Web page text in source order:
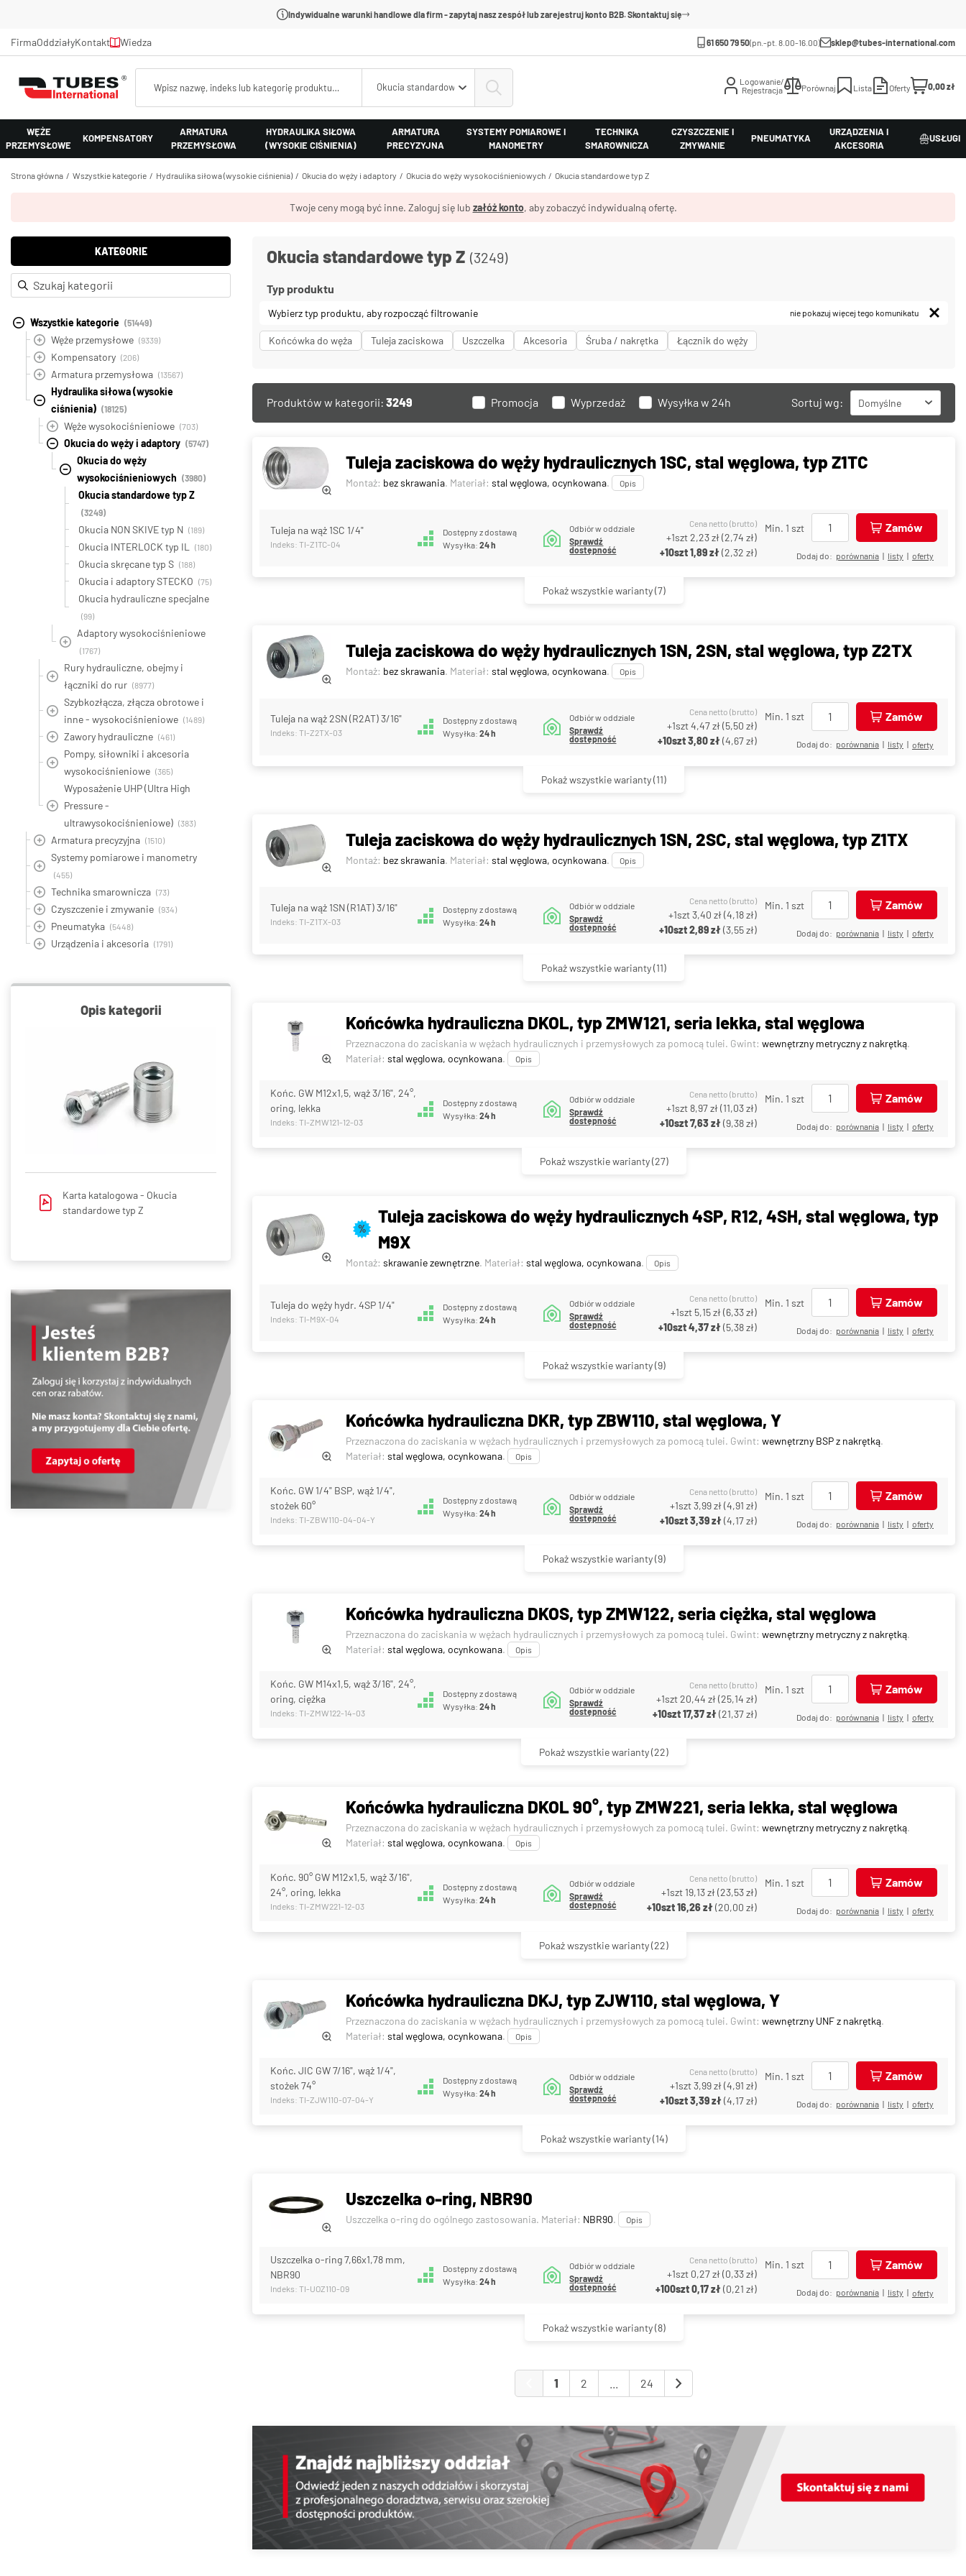
Indywidualne warunki handlowe dla firm - zapytaj nasz zespół lub zarejestruj konto B2B. Skontaktuj się
FirmaOddziałyKontakt Wiedza 61 650 79 50(pn.-pt. 8.00-16.00) sklep@tubes-international.com
Okucia standardowe typ Z
Logowanie/
Rejestracja
Porównaj Lista Oferty 0,00 zł
WĘŻE
PRZEMYSŁOWE
KOMPENSATORY
ARMATURA
PRZEMYSŁOWA
HYDRAULIKA SIŁOWA
(WYSOKIE CIŚNIENIA)
ARMATURA
PRECYZYJNA
SYSTEMY POMIAROWE I
MANOMETRY
TECHNIKA
SMAROWNICZA
CZYSZCZENIE I
ZMYWANIE
PNEUMATYKA
URZĄDZENIA I
AKCESORIA
USŁUGI
Strona główna Wszystkie kategorie Hydraulika siłowa (wysokie ciśnienia) Okucia do węży i adaptory Okucia do węży wysokociśnieniowych Okucia standardowe typ Z
Twoje ceny mogą być inne. Zaloguj się lub załóż konto, aby zobaczyć indywidualną ofertę.
KATEGORIE
Wszystkie kategorie (51449)
Węże przemysłowe (9339)
Kompensatory (206)
Armatura przemysłowa (13567)
Hydraulika siłowa (wysokie
ciśnienia) (18125)
Węże wysokociśnieniowe (703)
Okucia do węży i adaptory (5747)
Okucia do węży
wysokociśnieniowych (3980)
Okucia standardowe typ Z
(3249)
Okucia NON SKIVE typ N (189)
Okucia INTERLOCK typ IL (180)
Okucia skręcane typ S (188)
Okucia i adaptory STECKO (75)
Okucia hydrauliczne specjalne
(99)
Adaptory wysokociśnieniowe
(1767)
Rury hydrauliczne, obejmy i
łączniki do rur (8977)
Szybkozłącza, złącza obrotowe i
inne - wysokociśnieniowe (1489)
Zawory hydrauliczne (461)
Pompy, siłowniki i akcesoria
wysokociśnieniowe (365)
Wyposażenie UHP (Ultra High
Pressure -
ultrawysokociśnieniowe) (383)
Armatura precyzyjna (1510)
Systemy pomiarowe i manometry
(455)
Technika smarownicza (73)
Czyszczenie i zmywanie (934)
Pneumatyka (5448)
Urządzenia i akcesoria (1791)
Opis kategorii
Karta katalogowa - Okucia
standardowe typ Z
Okucia standardowe typ Z (3249)
Typ produktu
Wybierz typ produktu, aby rozpocząć filtrowanie nie pokazuj więcej tego komunikatu
Końcówka do węża Tuleja zaciskowa Uszczelka Akcesoria Śruba / nakrętka Łącznik do węży
Produktów w kategorii: 3249 Promocja Wyprzedaż Wysyłka w 24h Sortuj wg: Domyślne
Tuleja zaciskowa do węży hydraulicznych 1SC, stal węglowa, typ Z1TC
Montaż: bez skrawania. Materiał: stal węglowa, ocynkowana. Opis
Tuleja na wąż 1SC 1/4"
Indeks: TI-Z1TC-04
Dostępny z dostawą
Wysyłka:24 h
Odbiór w oddziale
Sprawdź
dostępność
Cena netto (brutto)
+1szt2,23 zł(2,74 zł)
+10szt1,89 zł(2,32 zł)
Min. 1 szt Zamów
Dodaj do: porównania | listy | oferty
Pokaż wszystkie warianty(7)
Tuleja zaciskowa do węży hydraulicznych 1SN, 2SN, stal węglowa, typ Z2TX
Montaż: bez skrawania. Materiał: stal węglowa, ocynkowana. Opis
Tuleja na wąż 2SN (R2AT) 3/16"
Indeks: TI-Z2TX-03
Dostępny z dostawą
Wysyłka:24 h
Odbiór w oddziale
Sprawdź
dostępność
Cena netto (brutto)
+1szt4,47 zł(5,50 zł)
+10szt3,80 zł(4,67 zł)
Min. 1 szt Zamów
Dodaj do: porównania | listy | oferty
Pokaż wszystkie warianty(11)
Tuleja zaciskowa do węży hydraulicznych 1SN, 2SC, stal węglowa, typ Z1TX
Montaż: bez skrawania. Materiał: stal węglowa, ocynkowana. Opis
Tuleja na wąż 1SN (R1AT) 3/16"
Indeks: TI-Z1TX-03
Dostępny z dostawą
Wysyłka:24 h
Odbiór w oddziale
Sprawdź
dostępność
Cena netto (brutto)
+1szt3,40 zł(4,18 zł)
+10szt2,89 zł(3,55 zł)
Min. 1 szt Zamów
Dodaj do: porównania | listy | oferty
Pokaż wszystkie warianty(11)
Końcówka hydrauliczna DKOL, typ ZMW121, seria lekka, stal węglowa
Przeznaczona do zaciskania w wężach hydraulicznych i przemysłowych za pomocą tulei. Gwint: wewnętrzny metryczny z nakrętką.
Materiał: stal węglowa, ocynkowana. Opis
Końc. GW M12x1,5, wąż 3/16", 24°,
oring, lekka
Indeks: TI-ZMW121-12-03
Dostępny z dostawą
Wysyłka:24 h
Odbiór w oddziale
Sprawdź
dostępność
Cena netto (brutto)
+1szt 8,97 zł(11,03 zł)
+10szt7,63 zł(9,38 zł)
Min. 1 szt Zamów
Dodaj do: porównania | listy | oferty
Pokaż wszystkie warianty(27)
%
Tuleja zaciskowa do węży hydraulicznych 4SP, R12, 4SH, stal węglowa, typ
M9X
Montaż: skrawanie zewnętrzne. Materiał: stal węglowa, ocynkowana. Opis
Tuleja do węży hydr. 4SP 1/4"
Indeks: TI-M9X-04
Dostępny z dostawą
Wysyłka:24 h
Odbiór w oddziale
Sprawdź
dostępność
Cena netto (brutto)
+1szt 5,15 zł(6,33 zł)
+10szt4,37 zł(5,38 zł)
Min. 1 szt Zamów
Dodaj do: porównania | listy | oferty
Pokaż wszystkie warianty(9)
Końcówka hydrauliczna DKR, typ ZBW110, stal węglowa, Y
Przeznaczona do zaciskania w wężach hydraulicznych i przemysłowych za pomocą tulei. Gwint: wewnętrzny BSP z nakrętką.
Materiał: stal węglowa, ocynkowana. Opis
Końc. GW 1/4" BSP, wąż 1/4",
stożek 60°
Indeks: TI-ZBW110-04-04-Y
Dostępny z dostawą
Wysyłka:24 h
Odbiór w oddziale
Sprawdź
dostępność
Cena netto (brutto)
+1szt3,99 zł(4,91 zł)
+10szt3,39 zł(4,17 zł)
Min. 1 szt Zamów
Dodaj do: porównania | listy | oferty
Pokaż wszystkie warianty(9)
Końcówka hydrauliczna DKOS, typ ZMW122, seria ciężka, stal węglowa
Przeznaczona do zaciskania w wężach hydraulicznych i przemysłowych za pomocą tulei. Gwint: wewnętrzny metryczny z nakrętką.
Materiał: stal węglowa, ocynkowana. Opis
Końc. GW M14x1,5, wąż 3/16", 24°,
oring, ciężka
Indeks: TI-ZMW122-14-03
Dostępny z dostawą
Wysyłka:24 h
Odbiór w oddziale
Sprawdź
dostępność
Cena netto (brutto)
+1szt20,44 zł(25,14 zł)
+10szt17,37 zł(21,37 zł)
Min. 1 szt Zamów
Dodaj do: porównania | listy | oferty
Pokaż wszystkie warianty(22)
Końcówka hydrauliczna DKOL 90°, typ ZMW221, seria lekka, stal węglowa
Przeznaczona do zaciskania w wężach hydraulicznych i przemysłowych za pomocą tulei. Gwint: wewnętrzny metryczny z nakrętką.
Materiał: stal węglowa, ocynkowana. Opis
Końc. 90° GW M12x1,5, wąż 3/16",
24°, oring, lekka
Indeks: TI-ZMW221-12-03
Dostępny z dostawą
Wysyłka:24 h
Odbiór w oddziale
Sprawdź
dostępność
Cena netto (brutto)
+1szt 19,13 zł(23,53 zł)
+10szt16,26 zł(20,00 zł)
Min. 1 szt Zamów
Dodaj do: porównania | listy | oferty
Pokaż wszystkie warianty(22)
Końcówka hydrauliczna DKJ, typ ZJW110, stal węglowa, Y
Przeznaczona do zaciskania w wężach hydraulicznych i przemysłowych za pomocą tulei. Gwint: wewnętrzny UNF z nakrętką.
Materiał: stal węglowa, ocynkowana. Opis
Końc. JIC GW 7/16", wąż 1/4",
stożek 74°
Indeks: TI-ZJW110-07-04-Y
Dostępny z dostawą
Wysyłka:24 h
Odbiór w oddziale
Sprawdź
dostępność
Cena netto (brutto)
+1szt3,99 zł(4,91 zł)
+10szt3,39 zł(4,17 zł)
Min. 1 szt Zamów
Dodaj do: porównania | listy | oferty
Pokaż wszystkie warianty(14)
Uszczelka o-ring, NBR90
Uszczelka o-ring do ogólnego zastosowania. Materiał: NBR90. Opis
Uszczelka o-ring 7,66x1,78 mm,
NBR90
Indeks: TI-UOZ110-09
Dostępny z dostawą
Wysyłka:24 h
Odbiór w oddziale
Sprawdź
dostępność
Cena netto (brutto)
+1szt 0,27 zł(0,33 zł)
+100szt0,17 zł(0,21 zł)
Min. 1 szt Zamów
Dodaj do: porównania | listy | oferty
Pokaż wszystkie warianty(8)
1 2 24